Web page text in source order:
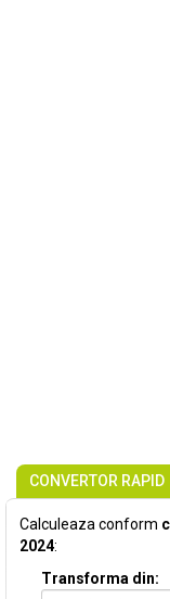
CONVERTOR RAPID
Calculeaza conform
2024:
Transforma din: